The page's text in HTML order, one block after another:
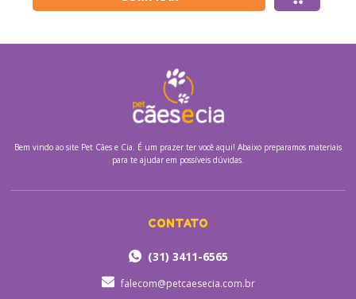
Bem vindo ao site Pet Cães e Cia. É um prazer ter você aqui! Abaixo preparamos materiais
para te ajudar em possíveis dúvidas.
CONTATO
(31) 3411-6565
falecom@petcaesecia.com.br